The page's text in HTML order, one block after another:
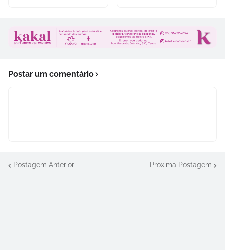
Postar um comentário
Postagem Anterior Próxima Postagem